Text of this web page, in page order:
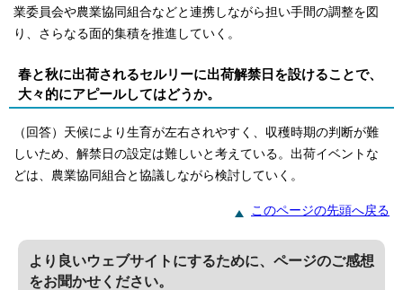
業委員会や農業協同組合などと連携しながら担い手間の調整を図
り、さらなる面的集積を推進していく。
春と秋に出荷されるセルリーに出荷解禁日を設けることで、
大々的にアピールしてはどうか。
（回答）天候により生育が左右されやすく、収穫時期の判断が難
しいため、解禁日の設定は難しいと考えている。出荷イベントな
どは、農業協同組合と協議しながら検討していく。
このページの先頭へ戻る
より良いウェブサイトにするために、ページのご感想
をお聞かせください。